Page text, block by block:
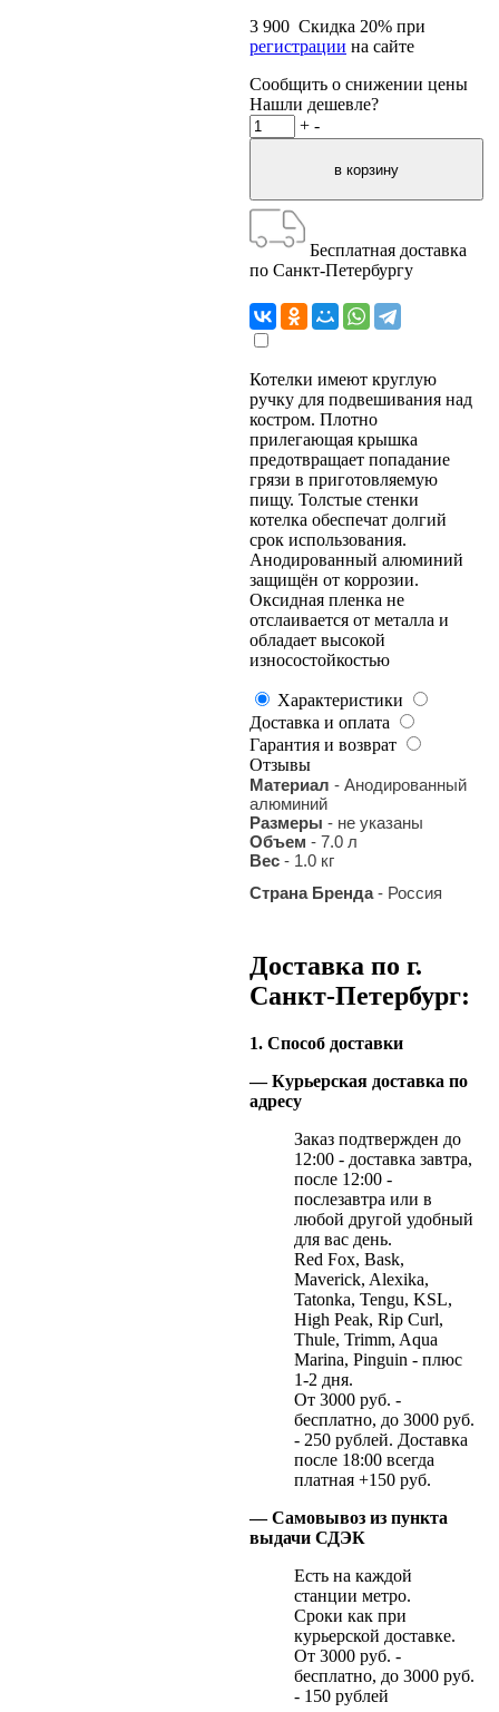
3 900 Скидка 20% при
регистрации на сайте
Сообщить о снижении цены
Нашли дешевле?
+ -
Бесплатная доставка
по Санкт-Петербургу
Котелки имеют круглую
ручку для подвешивания над
костром. Плотно
прилегающая крышка
предотвращает попадание
грязи в приготовляемую
пищу. Толстые стенки
котелка обеспечат долгий
срок использования.
Анодированный алюминий
защищён от коррозии.
Оксидная пленка не
отслаивается от металла и
обладает высокой
износостойкостью
Характеристики
Доставка и оплата
Гарантия и возврат
Отзывы
Материал - Анодированный
алюминий
Размеры - не указаны
Объем - 7.0 л
Вес - 1.0 кг
Страна Бренда- Россия
Доставка по г.
Санкт-Петербург:
1. Способ доставки
— Курьерская доставка по
адресу
Заказ подтвержден до
12:00 - доставка завтра,
после 12:00 -
послезавтра или в
любой другой удобный
для вас день.
Red Fox, Bask,
Maverick, Alexika,
Tatonka, Tengu, KSL,
High Peak, Rip Curl,
Thule, Trimm, Aqua
Marina, Pinguin - плюс
1-2 дня.
От 3000 руб. -
бесплатно, до 3000 руб.
- 250 рублей. Доставка
после 18:00 всегда
платная +150 руб.
— Самовывоз из пункта
выдачи СДЭК
Есть на каждой
станции метро.
Сроки как при
курьерской доставке.
От 3000 руб. -
бесплатно, до 3000 руб.
- 150 рублей